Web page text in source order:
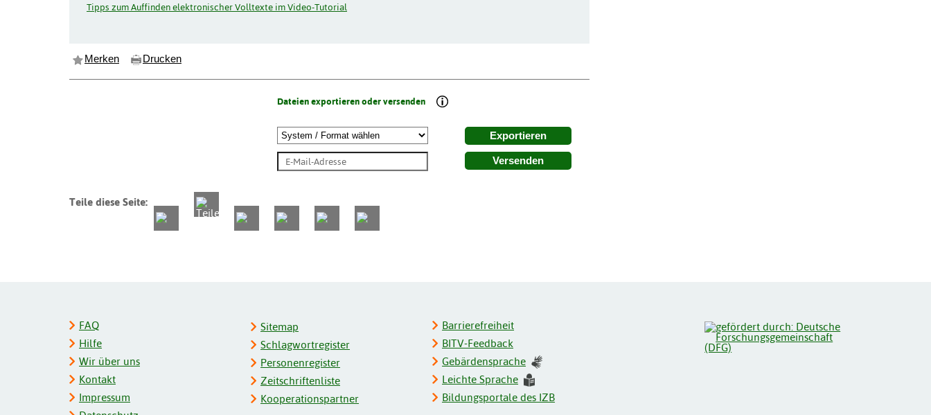
Tipps zum Auffinden elektronischer Volltexte im Video-Tutorial
Merken Drucken
Dateien exportieren oder versenden
Exportieren
Versenden
Teile diese Seite:
FAQ
Hilfe
Wir über uns
Kontakt
Impressum
Sitemap
Schlagwortregister
Personenregister
Zeitschriftenliste
Kooperationspartner
Barrierefreiheit
BITV-Feedback
Gebärdensprache
Leichte Sprache
Bildungsportale des IZB